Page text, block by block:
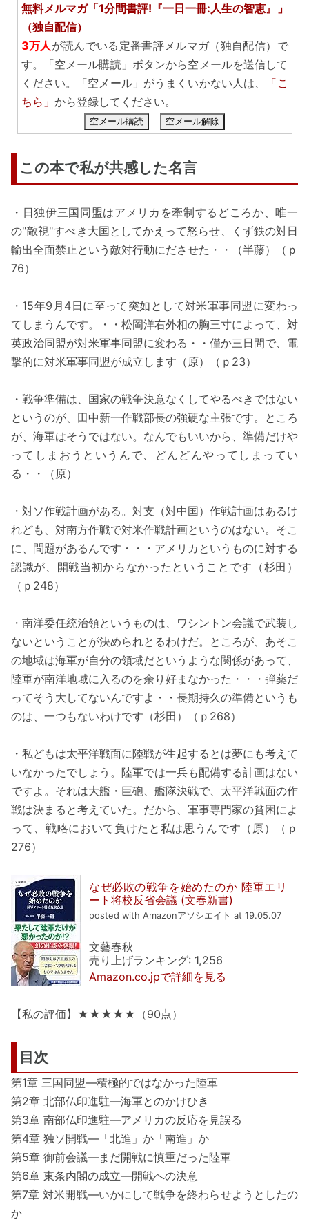
無料メルマガ「1分間書評!『一日一冊:人生の智恵』」
（独自配信）
3万人が読んでいる定番書評メルマガ（独自配信）で
す。「空メール購読」ボタンから空メールを送信して
ください。「空メール」がうまくいかない人は、
「こ
ちら」 から登録してください。
空メール購読 空メール解除
この本で私が共感した名言
・日独伊三国同盟はアメリカを牽制するどころか、唯一
の"敵視"すべき大国としてかえって怒らせ、くず鉄の対日
輸出全面禁止という敵対行動にださせた・・（半藤）（ｐ
76）
・15年9月4日に至って突如として対米軍事同盟に変わっ
てしまうんです。・・松岡洋右外相の胸三寸によって、対
英政治同盟が対米軍事同盟に変わる・・僅か三日間で、電
撃的に対米軍事同盟が成立します（原）（ｐ23）
・戦争準備は、国家の戦争決意なくしてやるべきではない
というのが、田中新一作戦部長の強硬な主張です。ところ
が、海軍はそうではない。なんでもいいから、準備だけや
ってしまおうというんで、どんどんやってしまってい
る・・（原）
・対ソ作戦計画がある。対支（対中国）作戦計画はあるけ
れども、対南方作戦で対米作戦計画というのはない。そこ
に、問題があるんです・・・アメリカというものに対する
認識が、開戦当初からなかったということです（杉田）
（ｐ248）
・南洋委任統治領というものは、ワシントン会議で武装し
ないということが決められとるわけだ。ところが、あそこ
の地域は海軍が自分の領域だというような関係があって、
陸軍が南洋地域に入るのを余り好まなかった・・・弾薬だ
ってそう大してないんですよ・・長期持久の準備というも
のは、一つもないわけです（杉田）（ｐ268）
・私どもは太平洋戦面に陸戦が生起するとは夢にも考えて
いなかったでしょう。陸軍では一兵も配備する計画はない
ですよ。それは大艦・巨砲、艦隊決戦で、太平洋戦面の作
戦は決まると考えていた。だから、軍事専門家の貧困によ
って、戦略において負けたと私は思うんです（原）（ｐ
276）
なぜ必敗の戦争を始めたのか 陸軍エリ
ート将校反省会議 (文春新書)
posted with Amazonアソシエイト at 19.05.07
文藝春秋
売り上げランキング: 1,256
Amazon.co.jpで詳細を見る
【私の評価】★★★★★（90点）
目次
第1章 三国同盟―積極的ではなかった陸軍
第2章 北部仏印進駐―海軍とのかけひき
第3章 南部仏印進駐―アメリカの反応を見誤る
第4章 独ソ開戦―「北進」か「南進」か
第5章 御前会議―まだ開戦に慎重だった陸軍
第6章 東条内閣の成立―開戦への決意
第7章 対米開戦―いかにして戦争を終わらせようとしたの
か